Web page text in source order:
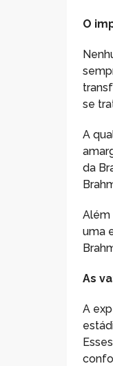
O
se
A
da
Além
uma
As
A